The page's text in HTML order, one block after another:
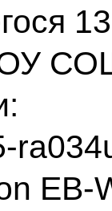
EB-